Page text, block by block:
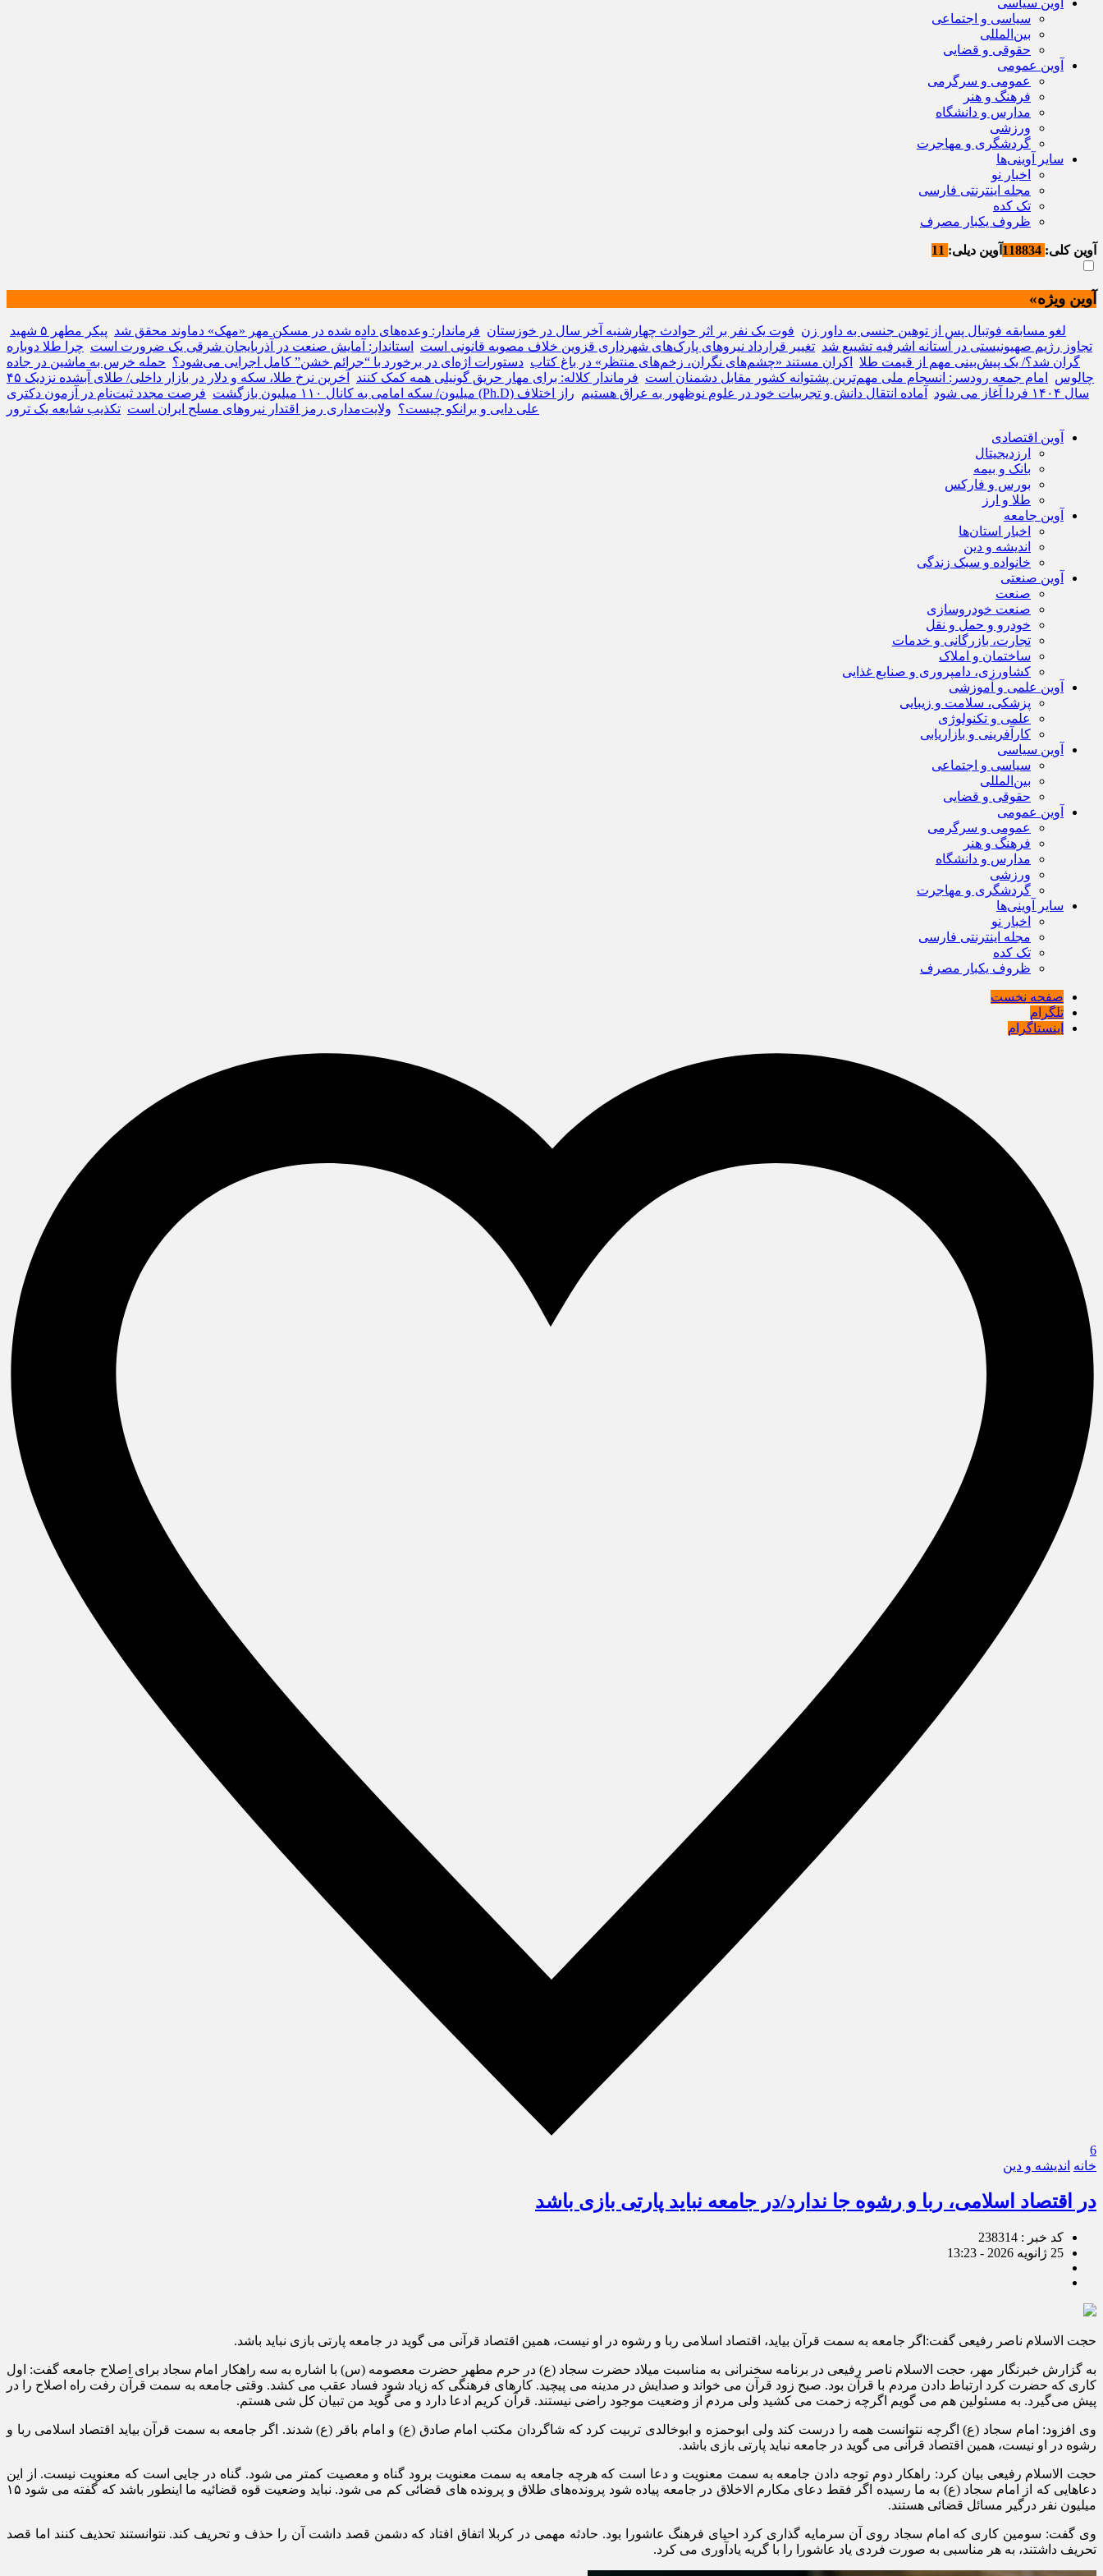
آوین سیاسی
سیاسی و اجتماعی
بین‌المللی
حقوقی و قضایی
آوین عمومی
عمومی و سرگرمی
فرهنگ و هنر
مدارس و دانشگاه
ورزشی
گردشگری و مهاجرت
سایر آوینی‌ها
اخبار نو
مجله اینترنتی فارسی
تک کده
ظروف یکبار مصرف
آوین کلی: آوین دیلی:
آوین ویژه»
لغو مسابقه فوتبال پس از توهین جنسی به داور زن فوت یک نفر بر اثر حوادث چهارشنبه‌ آخر سال در خوزستان فرماندار: وعده‌های داده شده در مسکن مهر «مهک» دماوند محقق شد
پیکر مطهر ۵ شهید
تجاوز رژیم صهیونیستی در آستانه اشرفیه تشییع شد تغییر قرارداد نیروهای پارک‌های شهرداری قزوین خلاف مصوبه قانونی است استاندار: آمایش صنعت در آذربایجان شرقی یک ضرورت است چرا طلا دوباره
گران شد؟/ یک پیش‌بینی مهم از قیمت‌ طلا
اکران مستند «چشم‌های نگران، زخم‌های منتظر» در باغ کتاب دستورات اژه‌ای در برخورد با “جرائم خشن” کامل اجرایی می‌شود؟ حمله خرس به ماشین در جاده
چالوس
امام جمعه رودسر: انسجام ملی مهم‌ترین پشتوانه کشور مقابل دشمنان است فرماندار کلاله: برای مهار حریق گونیلی همه کمک کنند
آخرین نرخ طلا، سکه و دلار در بازار داخلی/ طلای آبشده نزدیک ۴۵
میلیون/ سکه امامی به کانال ۱۱۰ میلیون بازگشت
فرصت مجدد ثبت‌نام در آزمون دکتری (Ph.D) سال ۱۴۰۴ فردا آغاز می شود آماده انتقال دانش و تجربیات خود در علوم نوظهور به عراق هستیم راز اختلاف
علی دایی و برانکو چیست؟ ولایت‌مداری رمز اقتدار نیروهای مسلح ایران است تکذیب شایعه یک ترور
آوین اقتصادی
ارزدیجیتال
بانک و بیمه
بورس و فارکس
طلا و ارز
آوین جامعه
اخبار استان‌ها
اندیشه و دین
خانواده و سبک زندگی
آوین صنعتی
صنعت
صنعت خودروسازی
خودرو و حمل و نقل
تجارت، بازرگانی و خدمات
ساختمان و املاک
کشاورزی، دامپروری و صنایع غذایی
آوین علمی و آموزشی
پزشکی، سلامت و زیبایی
علمی و تکنولوژی
کارآفرینی و بازاریابی
آوین سیاسی
سیاسی و اجتماعی
بین‌المللی
حقوقی و قضایی
آوین عمومی
عمومی و سرگرمی
فرهنگ و هنر
مدارس و دانشگاه
ورزشی
گردشگری و مهاجرت
سایر آوینی‌ها
اخبار نو
مجله اینترنتی فارسی
تک کده
ظروف یکبار مصرف
صفحه نخست
تلگرام
اینستاگرام
6
خانه اندیشه و دین
در اقتصاد اسلامی، ربا و رشوه جا ندارد/در جامعه نباید پارتی بازی باشد
کد خبر : 238314
25 ژانویه 2026 - 13:23
حجت الاسلام ناصر رفیعی گفت:اگر جامعه به سمت قرآن بیاید، اقتصاد اسلامی ربا و رشوه در او نیست، همین اقتصاد قرآنی می گوید در جامعه پارتی بازی نباید باشد.
به گزارش خبرنگار مهر، حجت الاسلام ناصر رفیعی در برنامه سخنرانی به مناسبت میلاد حضرت سجاد (ع) در حرم مطهر حضرت معصومه (س) با اشاره به سه راهکار امام سجاد برای اصلاح جامعه گفت: اول
کاری که حضرت کرد ارتباط دادن مردم با قرآن بود. صبح زود قرآن می خواند و صدایش در مدینه می پیچید. کارهای فرهنگی که زیاد شود فساد عقب می کشد. وقتی جامعه به سمت قرآن رفت راه اصلاح را در
پیش می‌گیرد. به مسئولین هم می گویم اگرچه زحمت می کشید ولی مردم از وضعیت موجود راضی نیستند. قرآن کریم ادعا دارد و می گوید من تبیان کل شی هستم.
وی افزود: امام سجاد (ع) اگرچه نتوانست همه را درست کند ولی ابوحمزه و ابوخالدی تربیت کرد که شاگردان مکتب امام صادق (ع) و امام باقر (ع) شدند. اگر جامعه به سمت قرآن بیاید اقتصاد اسلامی ربا و
رشوه در او نیست، همین اقتصاد قرآنی می گوید در جامعه نباید پارتی بازی باشد.
حجت الاسلام رفیعی بیان کرد: راهکار دوم توجه دادن جامعه به سمت معنویت و دعا است که هرچه جامعه به سمت معنویت برود گناه و معصیت کمتر می شود. گناه در جایی است که معنویت نیست. از این
دعاهایی که از امام سجاد (ع) به ما رسیده اگر فقط دعای مکارم الاخلاق در جامعه پیاده شود پرونده‌های طلاق و پرونده های قضائی کم می شود. نباید وضعیت قوه قضائیه ما اینطور باشد که گفته می شود ۱۵
میلیون نفر درگیر مسائل قضائی هستند.
وی گفت: سومین کاری که امام سجاد روی آن سرمایه گذاری کرد احیای فرهنگ عاشورا بود. حادثه مهمی در کربلا اتفاق افتاد که دشمن قصد داشت آن را حذف و تحریف کند. نتوانستند تحذیف کنند اما قصد
تحریف داشتند، به هر مناسبی به صورت فردی یاد عاشورا را با گریه یادآوری می کرد.